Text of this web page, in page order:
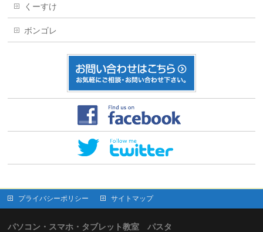
くーすけ
ボンゴレ
プライバシーポリシー サイトマップ
パソコン・スマホ・タブレット教室 パスタ